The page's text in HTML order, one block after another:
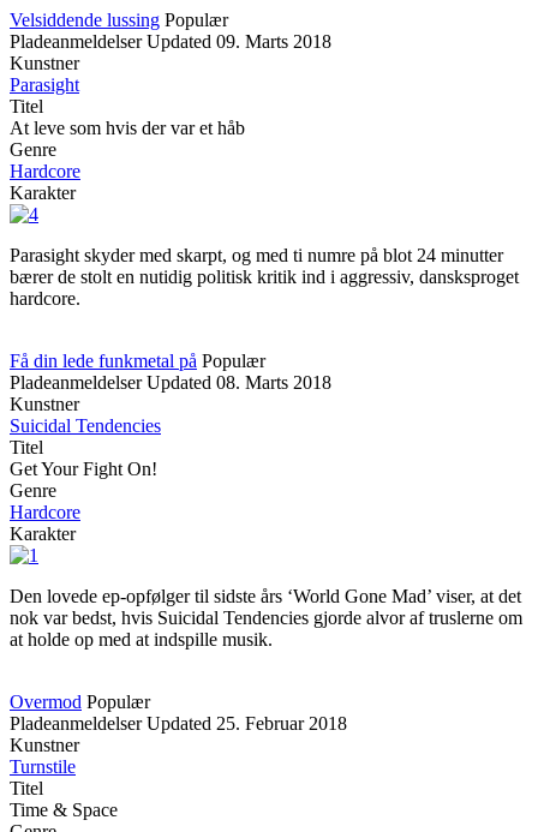
Velsiddende lussing Populær
Pladeanmeldelser Updated 09. Marts 2018
Kunstner
Parasight
Titel
At leve som hvis der var et håb
Genre
Hardcore
Karakter
Parasight skyder med skarpt, og med ti numre på blot 24 minutter
bærer de stolt en nutidig politisk kritik ind i aggressiv, dansksproget
hardcore.
Få din lede funkmetal på Populær
Pladeanmeldelser Updated 08. Marts 2018
Kunstner
Suicidal Tendencies
Titel
Get Your Fight On!
Genre
Hardcore
Karakter
Den lovede ep-opfølger til sidste års ‘World Gone Mad’ viser, at det
nok var bedst, hvis Suicidal Tendencies gjorde alvor af truslerne om
at holde op med at indspille musik.
Overmod Populær
Pladeanmeldelser Updated 25. Februar 2018
Kunstner
Turnstile
Titel
Time & Space